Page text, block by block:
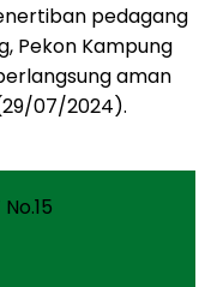
pedagang
Pekon Kampung
aman
07/2024).